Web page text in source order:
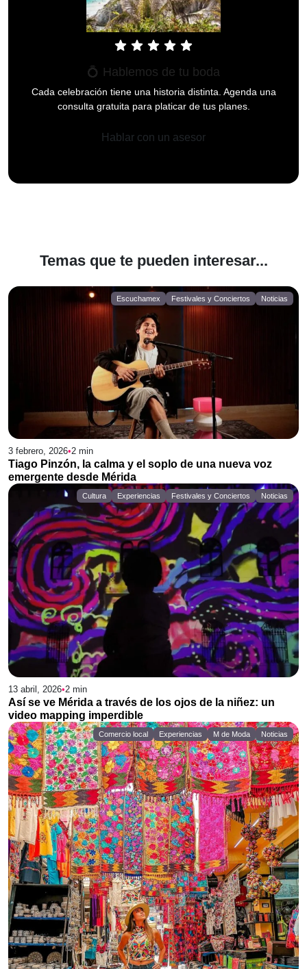
star star star star star
💍 Hablemos de tu boda
Cada celebración tiene una historia distinta. Agenda una
consulta gratuita para platicar de tus planes.
Hablar con un asesor
Temas que te pueden interesar...
Escuchamex Festivales y Conciertos Noticias
3 febrero, 2026•2 min
Tiago Pinzón, la calma y el soplo de una nueva voz
emergente desde Mérida
Cultura Experiencias Festivales y Conciertos Noticias
13 abril, 2026•2 min
Así se ve Mérida a través de los ojos de la niñez: un
video mapping imperdible
Comercio local Experiencias M de Moda Noticias